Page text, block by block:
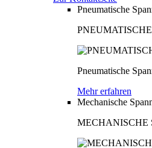
Pneumatische
Pneumatische
Mehr erfahren
Mechanische
MECHANISCHE